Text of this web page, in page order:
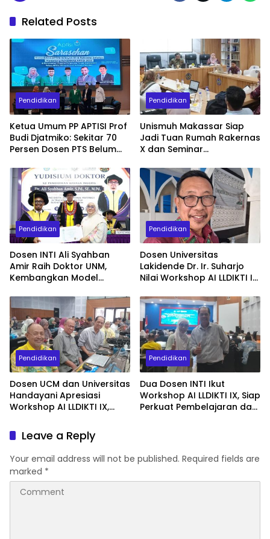
Related Posts
Pendidikan
Ketua Umum PP APTISI Prof
Budi Djatmiko: Sekitar 70
Persen Dosen PTS Belum
Percepatan Serdos
Pendidikan
Unismuh Makassar Siap
Jadi Tuan Rumah Rakernas
X dan Seminar
Hadirkan 400 Peserta dari
Dalam dan Luar Negeri
Pendidikan
Dosen INTI Ali Syahban
Amir Raih Doktor UNM,
Kembangkan Model
Komunikasi Bisnis
Pendidikan
Dosen Universitas
Lakidende Dr. Ir. Suharjo
Nilai Workshop AI LLDIKTI IX
untuk Publikasi
Internasional
Pendidikan
Dosen UCM dan Universitas
Handayani Apresiasi
Workshop AI LLDIKTI IX,
Dosen Hadapi
Transformasi Digital
Pendidikan
Dua Dosen INTI Ikut
Workshop AI LLDIKTI IX, Siap
Perkuat Pembelajaran dan
Leave a Reply
Your email address will not be published. Required fields are
marked *